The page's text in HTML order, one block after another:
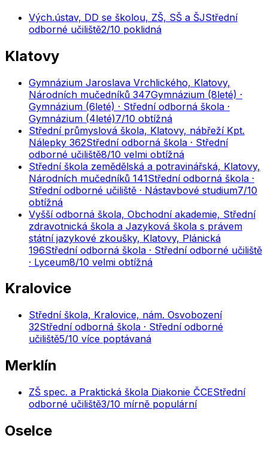
Vých.ústav, DD se školou, ZŠ, SŠ a ŠJStřední
odborné učiliště2/10 poklidná
Klatovy
Gymnázium Jaroslava Vrchlického, Klatovy,
Národních mučedníků 347Gymnázium (8leté) ·
Gymnázium (6leté) · Střední odborná škola ·
Gymnázium (4leté)7/10 obtížná
Střední průmyslová škola, Klatovy, nábřeží Kpt.
Nálepky 362Střední odborná škola · Střední
odborné učiliště8/10 velmi obtížná
Střední škola zemědělská a potravinářská, Klatovy,
Národních mučedníků 141Střední odborná škola ·
Střední odborné učiliště · Nástavbové studium7/10
obtížná
Vyšší odborná škola, Obchodní akademie, Střední
zdravotnická škola a Jazyková škola s právem
státní jazykové zkoušky, Klatovy, Plánická
196Střední odborná škola · Střední odborné učiliště
· Lyceum8/10 velmi obtížná
Kralovice
Střední škola, Kralovice, nám. Osvobození
32Střední odborná škola · Střední odborné
učiliště5/10 více poptávaná
Merklín
ZŠ spec. a Praktická škola Diakonie ČCEStřední
odborné učiliště3/10 mírně populární
Oselce